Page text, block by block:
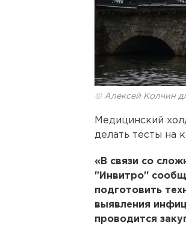
© Алексей Колчин
Медицинский
делать тесты на
«В связи со
"Инвитро"
подготовить
выявления
проводится